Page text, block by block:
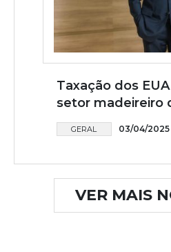
Taxação dos
setor madeireiro
GERAL 03/04/2025
VER MAIS